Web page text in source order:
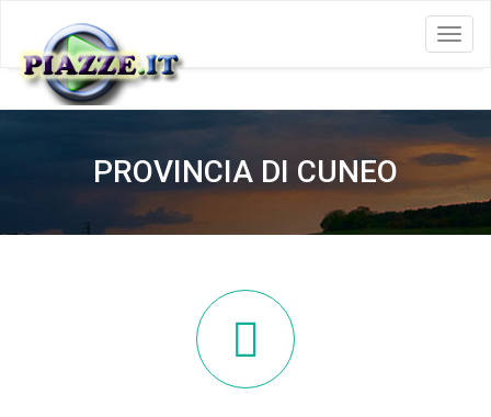
Menu
PROVINCIA DI CUNEO